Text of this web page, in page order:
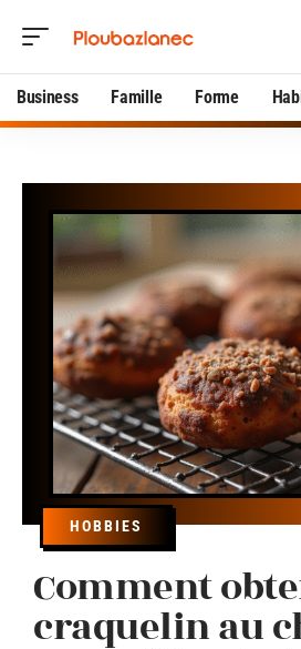
Business Famille Forme
HOBBIES
Comment
craquelin au